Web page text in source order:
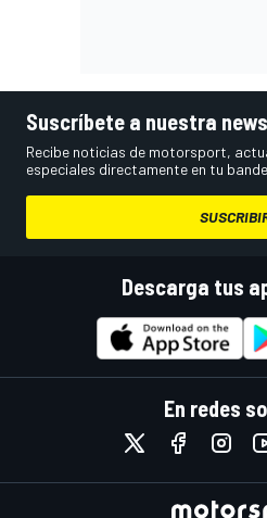
Suscríbete a nuestra
Recibe noticias de motorsport,
especiales directamente en tu
Descarga tus
En redes